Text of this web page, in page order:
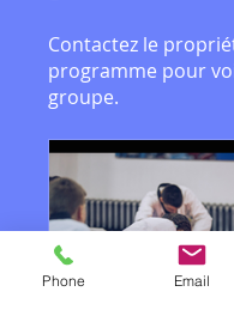
Contactez le
programme pour
groupe.
Phone Email